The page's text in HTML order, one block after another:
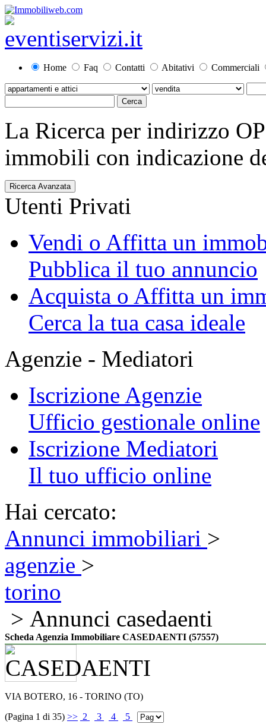
Home Faq Contatti Abitativi Commerciali
La Ricerca per indirizzo
immobili con indicazione
Ricerca Avanzata
Utenti Privati
Vendi o Affitta un
Pubblica il tuo annuncio
Acquista o Affitta un
Cerca la tua casa ideale
Agenzie - Mediatori
Iscrizione Agenzie
Ufficio gestionale online
Iscrizione Mediatori
Il tuo ufficio online
Hai cercato:
Annunci immobiliari >
agenzie >
torino
> Annunci casedaenti
Scheda Agenzia Immobiliare CASEDAENTI (57557)
VIA BOTERO, 16 - TORINO (TO)
(Pagina 1 di 35) >> 2 3 4 5